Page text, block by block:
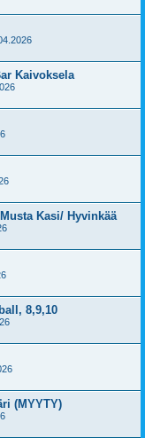
Kaivoksela
Kasi/ Hyvinkää
8,9,10
(MYYTY)